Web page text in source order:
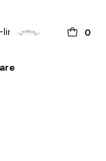
0
line !